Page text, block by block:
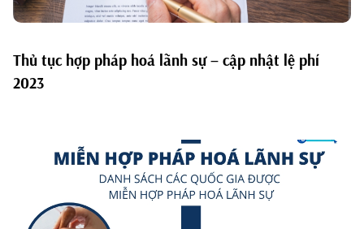
Thủ tục hợp pháp hoá lãnh sự – cập nhật lệ phí
2023